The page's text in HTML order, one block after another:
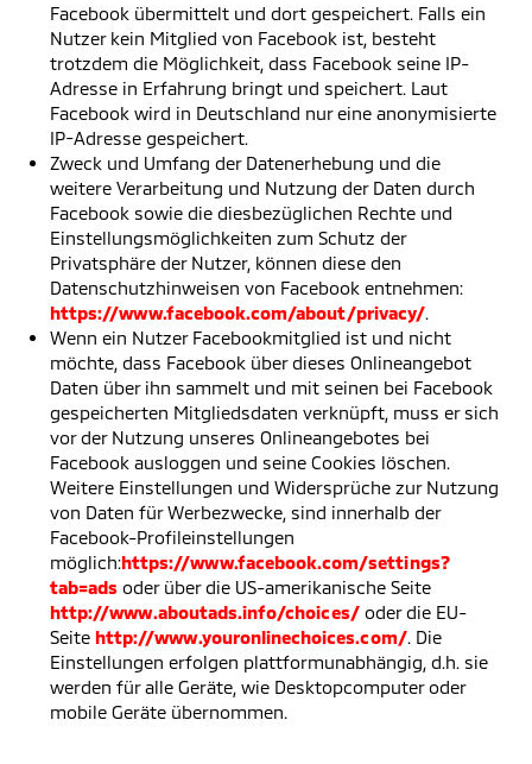
Facebook übermittelt und dort gespeichert. Falls ein
Nutzer kein Mitglied von Facebook ist, besteht
trotzdem die Möglichkeit, dass Facebook seine IP-
Adresse in Erfahrung bringt und speichert. Laut
Facebook wird in Deutschland nur eine anonymisierte
IP-Adresse gespeichert.
Zweck und Umfang der Datenerhebung und die
weitere Verarbeitung und Nutzung der Daten durch
Facebook sowie die diesbezüglichen Rechte und
Einstellungsmöglichkeiten zum Schutz der
Privatsphäre der Nutzer, können diese den
Datenschutzhinweisen von Facebook entnehmen:
https://www.facebook.com/about/privacy/.
Wenn ein Nutzer Facebookmitglied ist und nicht
möchte, dass Facebook über dieses Onlineangebot
Daten über ihn sammelt und mit seinen bei Facebook
gespeicherten Mitgliedsdaten verknüpft, muss er sich
vor der Nutzung unseres Onlineangebotes bei
Facebook ausloggen und seine Cookies löschen.
Weitere Einstellungen und Widersprüche zur Nutzung
von Daten für Werbezwecke, sind innerhalb der
Facebook-Profileinstellungen
möglich:https://www.facebook.com/settings?
tab=ads oder über die US-amerikanische Seite
http://www.aboutads.info/choices/oder die EU-
Seite http://www.youronlinechoices.com/. Die
Einstellungen erfolgen plattformunabhängig, d.h. sie
werden für alle Geräte, wie Desktopcomputer oder
mobile Geräte übernommen.